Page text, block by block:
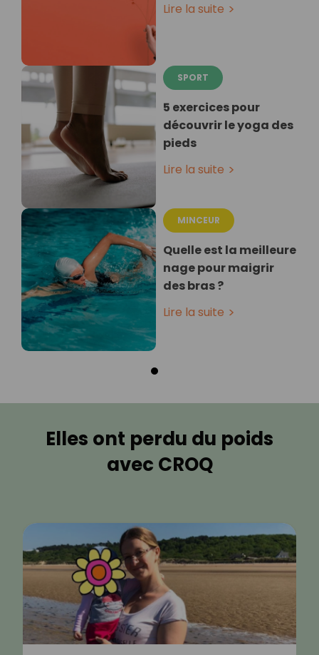
Lire la suite
SPORT
5 exercices pour
découvrir le yoga des
pieds
Lire la suite
MINCEUR
Quelle est la meilleure
nage pour maigrir
des bras ?
Lire la suite
Elles ont perdu du poids
avec CROQ